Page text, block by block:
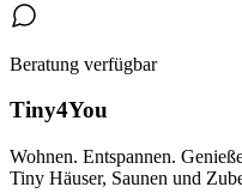
Beratung verfügbar
Tiny4You
Wohnen. Entspannen.
Tiny Häuser, Saunen und